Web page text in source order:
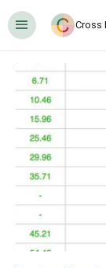
󰍜 Cross